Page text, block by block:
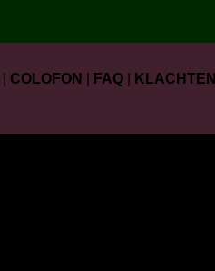
COLOFON FAQ KLACHTEN